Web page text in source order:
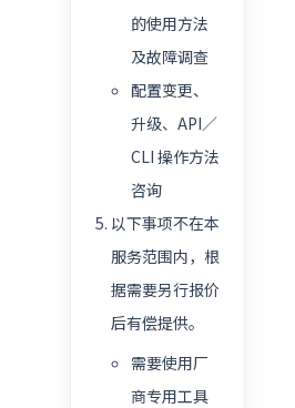
的使用方法
及故障调查
配置变更、
升级、API／
CLI 操作方法
咨询
以下事项不在本
服务范围内，根
据需要另行报价
后有偿提供。
需要使用厂
商专用工具